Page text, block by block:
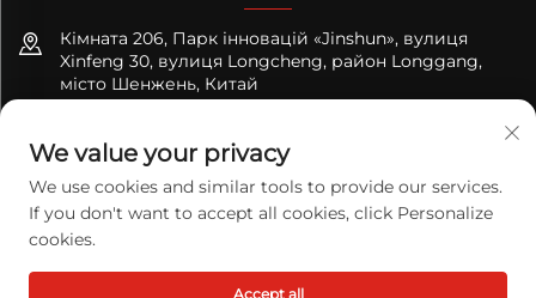
Кімната 206, Парк інновацій «Jinshun», вулиця
Xinfeng 30, вулиця Longcheng, район Longgang,
місто Шенжень, Китай
[email protected]
Правообладання © 2025 TODAY LOGISTICS LTD. Всі права
We value your privacy
We use cookies and similar tools to provide our services.
If you don't want to accept all cookies, click Personalize
cookies.
Accept all